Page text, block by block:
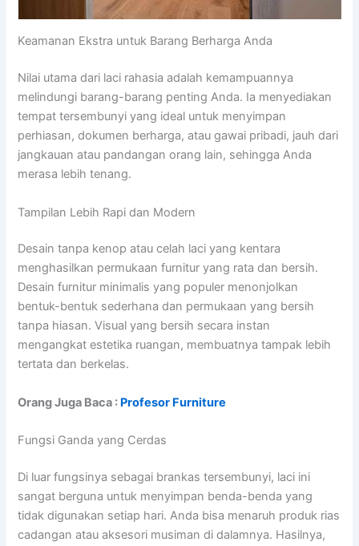
Keamanan Ekstra untuk Barang Berharga Anda
Nilai utama dari laci rahasia adalah kemampuannya
melindungi barang-barang penting Anda. Ia menyediakan
tempat tersembunyi yang ideal untuk menyimpan
perhiasan, dokumen berharga, atau gawai pribadi, jauh dari
jangkauan atau pandangan orang lain, sehingga Anda
merasa lebih tenang.
Tampilan Lebih Rapi dan Modern
Desain tanpa kenop atau celah laci yang kentara
menghasilkan permukaan furnitur yang rata dan bersih.
Desain furnitur minimalis yang populer menonjolkan
bentuk-bentuk sederhana dan permukaan yang bersih
tanpa hiasan. Visual yang bersih secara instan
mengangkat estetika ruangan, membuatnya tampak lebih
tertata dan berkelas.
Orang Juga Baca : Profesor Furniture
Fungsi Ganda yang Cerdas
Di luar fungsinya sebagai brankas tersembunyi, laci ini
sangat berguna untuk menyimpan benda-benda yang
tidak digunakan setiap hari. Anda bisa menaruh produk rias
cadangan atau aksesori musiman di dalamnya. Hasilnya,